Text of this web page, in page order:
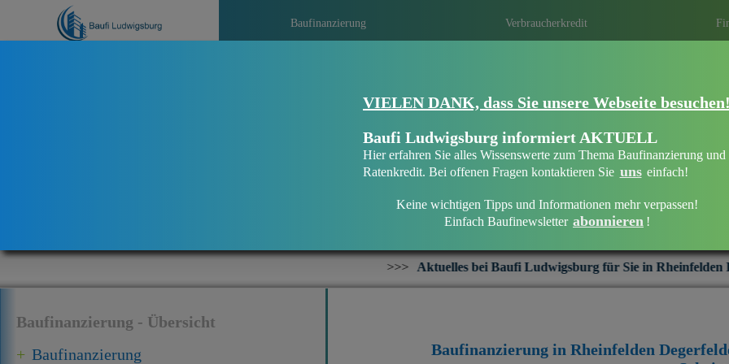
Baufinanzierung Verbraucherkredit
Eine Immobilien­finanzierung bei Baufi
Degerfelden
Eine optimale Finanzierung erhalten ist
persönliche und individuelle Beratung die
Mit regionalen Banken in Ihrer Region
Aktuelles bei Baufi Ludwigsburg für Sie in Rheinfelden Degerfelden: +++
Baufinanzierung - Übersicht
Baufinanzierung
VIELEN DANK, dass Sie unsere Webseite besuchen!
Baufi Ludwigsburg informiert AKTUELL
Hier erfahren Sie alles Wissenswerte zum Thema Baufinanzierung und
Ratenkredit. Bei offenen Fragen kontaktieren Sie uns einfach!
Keine wichtigen Tipps und Informationen mehr verpassen!
Einfach Baufinewsletter abonnieren !
Baufinanzierung in Rheinfelden